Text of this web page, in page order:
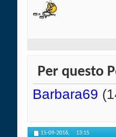
Per questo
Barbara69
15-09-2016, 13:15